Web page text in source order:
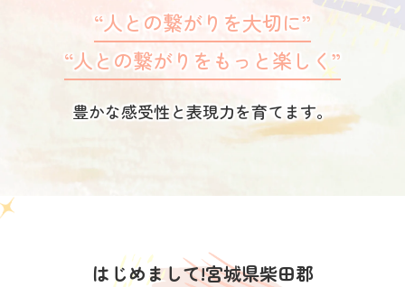
“人との繋がりを大切に”
“人との繋がりをもっと楽しく”
豊かな感受性と表現力を育てます。
はじめまして!宮城県柴田郡